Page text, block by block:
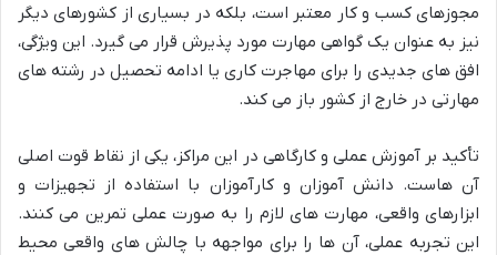
مجوزهای کسب و کار معتبر است، بلکه در بسیاری از کشورهای دیگر
نیز به عنوان یک گواهی مهارت مورد پذیرش قرار می گیرد. این ویژگی،
افق های جدیدی را برای مهاجرت کاری یا ادامه تحصیل در رشته های
مهارتی در خارج از کشور باز می کند.
تأکید بر آموزش عملی و کارگاهی در این مراکز، یکی از نقاط قوت اصلی
آن هاست. دانش آموزان و کارآموزان با استفاده از تجهیزات و
ابزارهای واقعی، مهارت های لازم را به صورت عملی تمرین می کنند.
این تجربه عملی، آن ها را برای مواجهه با چالش های واقعی محیط